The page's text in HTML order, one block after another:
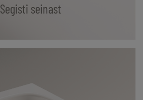
Segisti seinast